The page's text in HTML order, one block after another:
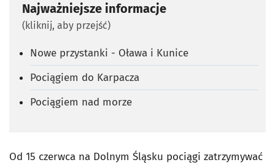
Najważniejsze informacje
(kliknij, aby przejść)
Nowe przystanki - Oława i Kunice
Pociągiem do Karpacza
Pociągiem nad morze
Od 15 czerwca na Dolnym Śląsku pociągi zatrzymywać